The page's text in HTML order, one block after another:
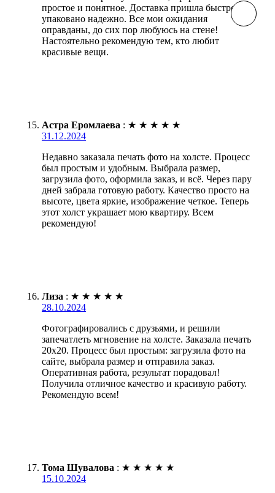
простое и понятное. Доставка пришла быстро,
упаковано надежно. Все мои ожидания
оправданы, до сих пор любуюсь на стене!
Настоятельно рекомендую тем, кто любит
красивые вещи.
Астра Еромлаева : ★ ★ ★ ★ ★
31.12.2024
Недавно заказала печать фото на холсте. Процесс
был простым и удобным. Выбрала размер,
загрузила фото, оформила заказ, и всё. Через пару
дней забрала готовую работу. Качество просто на
высоте, цвета яркие, изображение четкое. Теперь
этот холст украшает мою квартиру. Всем
рекомендую!
Лиза : ★ ★ ★ ★ ★
28.10.2024
Фотографировались с друзьями, и решили
запечатлеть мгновение на холсте. Заказала печать
20х20. Процесс был простым: загрузила фото на
сайте, выбрала размер и отправила заказ.
Оперативная работа, результат порадовал!
Получила отличное качество и красивую работу.
Рекомендую всем!
Тома Шувалова : ★ ★ ★ ★ ★
15.10.2024